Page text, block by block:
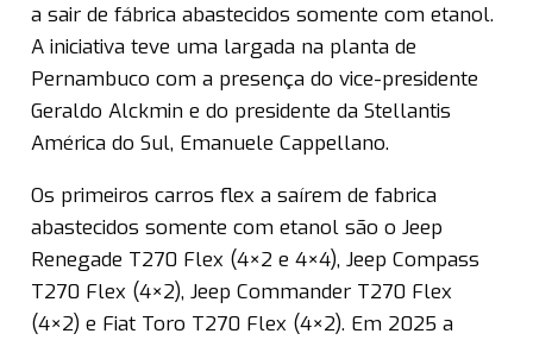
a sair de fábrica abastecidos somente com etanol.
A iniciativa teve uma largada na planta de
Pernambuco com a presença do vice-presidente
Geraldo Alckmin e do presidente da Stellantis
América do Sul, Emanuele Cappellano.
Os primeiros carros flex a saírem de fabrica
abastecidos somente com etanol são o Jeep
Renegade T270 Flex (4×2 e 4×4), Jeep Compass
T270 Flex (4×2), Jeep Commander T270 Flex
(4×2) e Fiat Toro T270 Flex (4×2). Em 2025 a